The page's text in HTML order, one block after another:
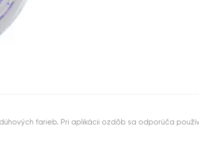
farieb. Pri aplikácii ozdôb sa odporúča